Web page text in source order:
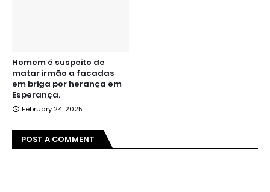
Homem é suspeito de
matar irmão a facadas
em briga por herança em
Esperança.
February 24, 2025
POST A COMMENT